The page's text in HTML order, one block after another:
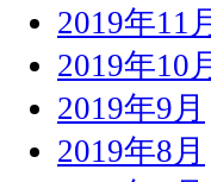
2019年11月
2019年10月
2019年9月
2019年8月